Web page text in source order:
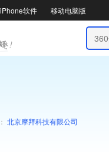
iPhone软件 移动电脑版
北京摩拜科技有限公司